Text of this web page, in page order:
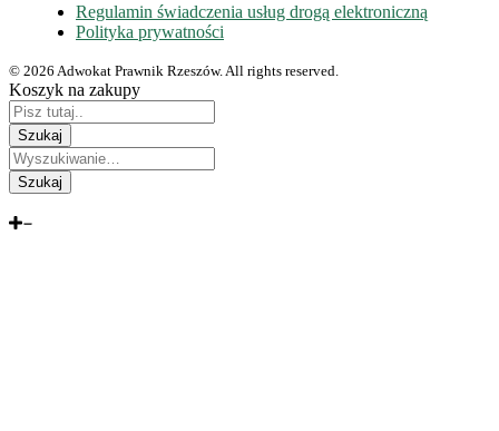
Regulamin świadczenia usług drogą elektroniczną
Polityka prywatności
© 2026 Adwokat Prawnik Rzeszów. All rights reserved.
Koszyk na zakupy